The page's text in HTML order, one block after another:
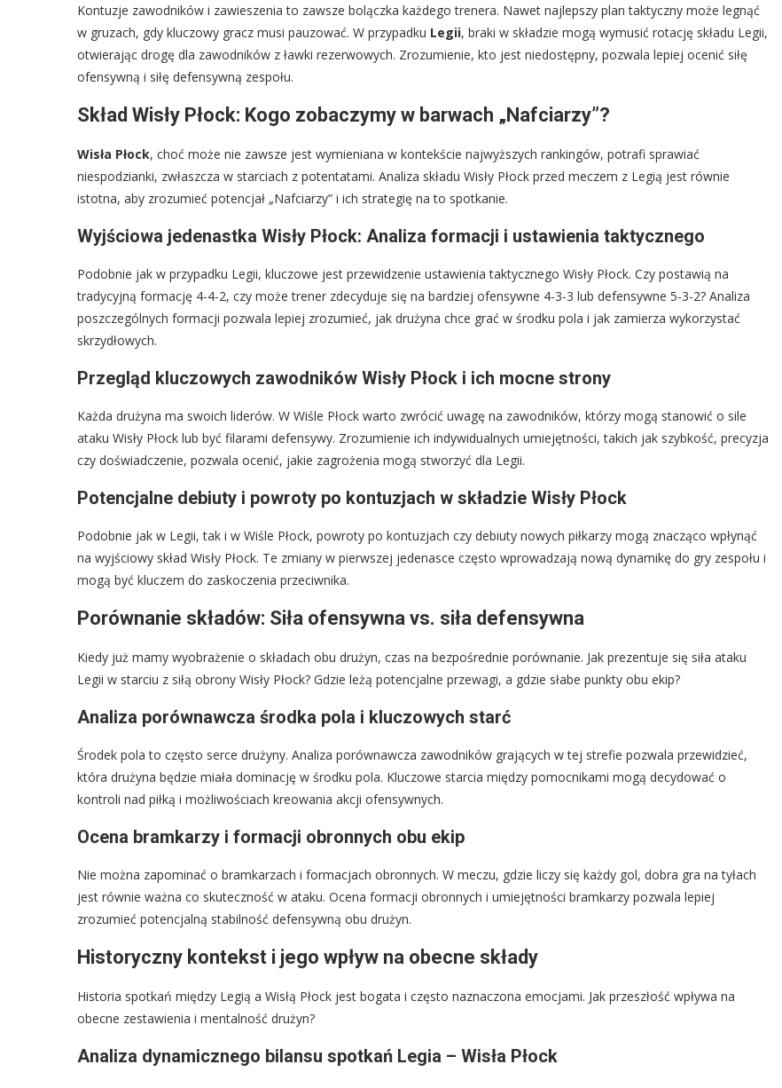
Kontuzje zawodników i zawieszenia to zawsze bolączka każdego trenera. Nawet najlepszy plan taktyczny może legnąć
w gruzach, gdy kluczowy gracz musi pauzować. W przypadku Legii, braki w składzie mogą wymusić rotację składu Legii,
otwierając drogę dla zawodników z ławki rezerwowych. Zrozumienie, kto jest niedostępny, pozwala lepiej ocenić siłę
ofensywną i siłę defensywną zespołu.
Skład Wisły Płock: Kogo zobaczymy w barwach „Nafciarzy”?
Wisła Płock, choć może nie zawsze jest wymieniana w kontekście najwyższych rankingów, potrafi sprawiać
niespodzianki, zwłaszcza w starciach z potentatami. Analiza składu Wisły Płock przed meczem z Legią jest równie
istotna, aby zrozumieć potencjał „Nafciarzy” i ich strategię na to spotkanie.
Wyjściowa jedenastka Wisły Płock: Analiza formacji i ustawienia taktycznego
Podobnie jak w przypadku Legii, kluczowe jest przewidzenie ustawienia taktycznego Wisły Płock. Czy postawią na
tradycyjną formację 4-4-2, czy może trener zdecyduje się na bardziej ofensywne 4-3-3 lub defensywne 5-3-2? Analiza
poszczególnych formacji pozwala lepiej zrozumieć, jak drużyna chce grać w środku pola i jak zamierza wykorzystać
skrzydłowych.
Przegląd kluczowych zawodników Wisły Płock i ich mocne strony
Każda drużyna ma swoich liderów. W Wiśle Płock warto zwrócić uwagę na zawodników, którzy mogą stanowić o sile
ataku Wisły Płock lub być filarami defensywy. Zrozumienie ich indywidualnych umiejętności, takich jak szybkość, precyzja
czy doświadczenie, pozwala ocenić, jakie zagrożenia mogą stworzyć dla Legii.
Potencjalne debiuty i powroty po kontuzjach w składzie Wisły Płock
Podobnie jak w Legii, tak i w Wiśle Płock, powroty po kontuzjach czy debiuty nowych piłkarzy mogą znacząco wpłynąć
na wyjściowy skład Wisły Płock. Te zmiany w pierwszej jedenasce często wprowadzają nową dynamikę do gry zespołu i
mogą być kluczem do zaskoczenia przeciwnika.
Porównanie składów: Siła ofensywna vs. siła defensywna
Kiedy już mamy wyobrażenie o składach obu drużyn, czas na bezpośrednie porównanie. Jak prezentuje się siła ataku
Legii w starciu z siłą obrony Wisły Płock? Gdzie leżą potencjalne przewagi, a gdzie słabe punkty obu ekip?
Analiza porównawcza środka pola i kluczowych starć
Środek pola to często serce drużyny. Analiza porównawcza zawodników grających w tej strefie pozwala przewidzieć,
która drużyna będzie miała dominację w środku pola. Kluczowe starcia między pomocnikami mogą decydować o
kontroli nad piłką i możliwościach kreowania akcji ofensywnych.
Ocena bramkarzy i formacji obronnych obu ekip
Nie można zapominać o bramkarzach i formacjach obronnych. W meczu, gdzie liczy się każdy gol, dobra gra na tyłach
jest równie ważna co skuteczność w ataku. Ocena formacji obronnych i umiejętności bramkarzy pozwala lepiej
zrozumieć potencjalną stabilność defensywną obu drużyn.
Historyczny kontekst i jego wpływ na obecne składy
Historia spotkań między Legią a Wisłą Płock jest bogata i często naznaczona emocjami. Jak przeszłość wpływa na
obecne zestawienia i mentalność drużyn?
Analiza dynamicznego bilansu spotkań Legia – Wisła Płock